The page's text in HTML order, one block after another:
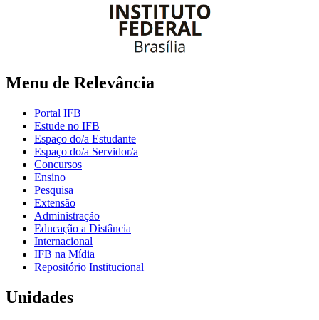
Menu de Relevância
Portal IFB
Estude no IFB
Espaço do/a Estudante
Espaço do/a Servidor/a
Concursos
Ensino
Pesquisa
Extensão
Administração
Educação a Distância
Internacional
IFB na Mídia
Repositório Institucional
Unidades